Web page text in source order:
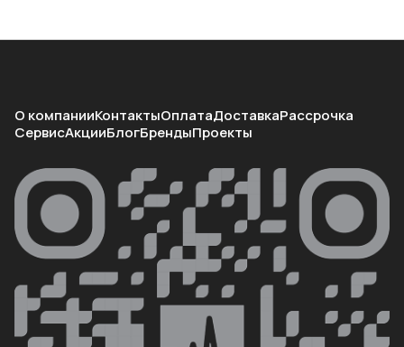
О компанииКонтактыОплатаДоставкаРассрочка
СервисАкцииБлогБрендыПроекты